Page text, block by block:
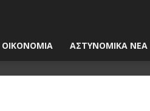
ΟΙΚΟΝΟΜΙΑ ΑΣΤΥΝΟΜΙΚΑ ΝΕΑ